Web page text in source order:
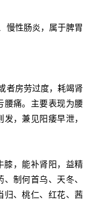
性肠炎，属于脾胃
房劳过度，耗竭肾
腰痛。主要表现为腰
，兼见阳痿早泄，
，能补肾阳，益精
制何首乌、天冬、
归、桃仁、红花、茜